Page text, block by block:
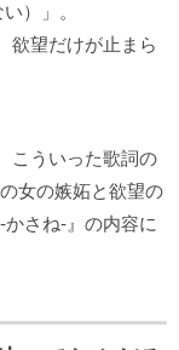
）」。
欲望だけが止まら
こういった歌詞の
女の嫉妬と欲望の
さね-』の内容に